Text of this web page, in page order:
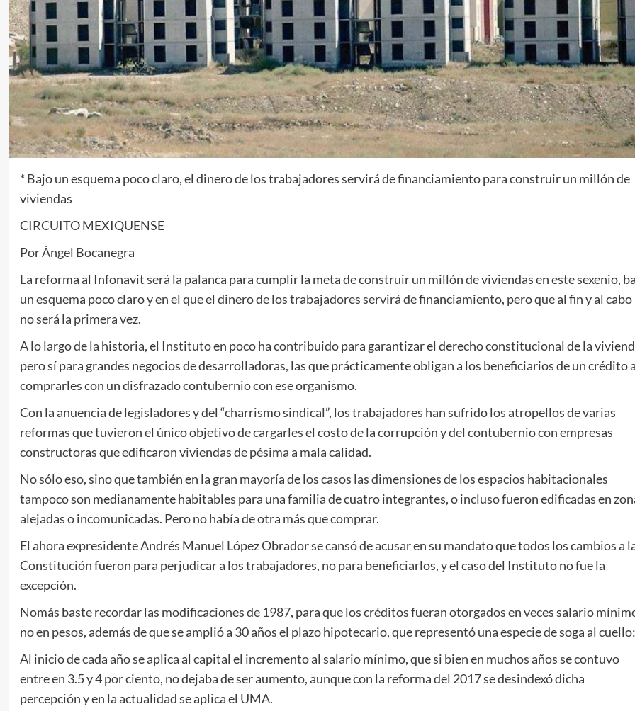
* Bajo un esquema poco claro, el dinero de los trabajadores servirá de financiamiento para construir un millón de
viviendas
CIRCUITO MEXIQUENSE
Por Ángel Bocanegra
La reforma al Infonavit será la palanca para cumplir la meta de construir un millón de viviendas en este sexenio,
un esquema poco claro y en el que el dinero de los trabajadores servirá de financiamiento, pero que al fin y al cabo
no será la primera vez.
A lo largo de la historia, el Instituto en poco ha contribuido para garantizar el derecho constitucional de la
pero sí para grandes negocios de desarrolladoras, las que prácticamente obligan a los beneficiarios de un crédito
comprarles con un disfrazado contubernio con ese organismo.
Con la anuencia de legisladores y del “charrismo sindical”, los trabajadores han sufrido los atropellos de varias
reformas que tuvieron el único objetivo de cargarles el costo de la corrupción y del contubernio con empresas
constructoras que edificaron viviendas de pésima a mala calidad.
No sólo eso, sino que también en la gran mayoría de los casos las dimensiones de los espacios habitacionales
tampoco son medianamente habitables para una familia de cuatro integrantes, o incluso fueron edificadas en
alejadas o incomunicadas. Pero no había de otra más que comprar.
El ahora expresidente Andrés Manuel López Obrador se cansó de acusar en su mandato que todos los cambios a
Constitución fueron para perjudicar a los trabajadores, no para beneficiarlos, y el caso del Instituto no fue la
excepción.
Nomás baste recordar las modificaciones de 1987, para que los créditos fueran otorgados en veces salario
no en pesos, además de que se amplió a 30 años el plazo hipotecario, que representó una especie de soga al cuello:
Al inicio de cada año se aplica al capital el incremento al salario mínimo, que si bien en muchos años se contuvo
entre en 3.5 y 4 por ciento, no dejaba de ser aumento, aunque con la reforma del 2017 se desindexó dicha
percepción y en la actualidad se aplica el UMA.